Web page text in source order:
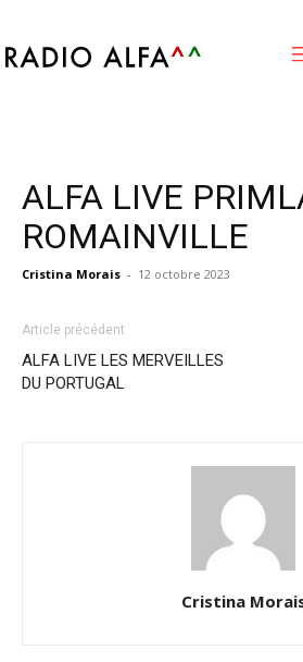
ALFA LIVE
ROMAINVILLE
Cristina Morais - 12 octobre 2023
Article précédent
ALFA LIVE LES MERVEILLES
DU PORTUGAL
Cristina